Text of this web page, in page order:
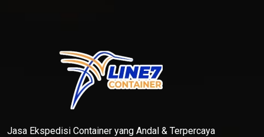
Jasa Ekspedisi Container yang Andal & Terpercaya